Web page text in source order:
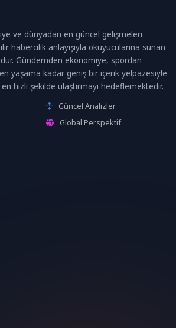
ve dünyadan en güncel gelişmeleri
habercilik anlayışıyla okuyucularına sunan
Gündemden ekonomiye, spordan
yaşama kadar geniş bir içerik yelpazesiyle
hızlı şekilde ulaştırmayı hedeflemektedir.
Güncel Analizler
Global Perspektif